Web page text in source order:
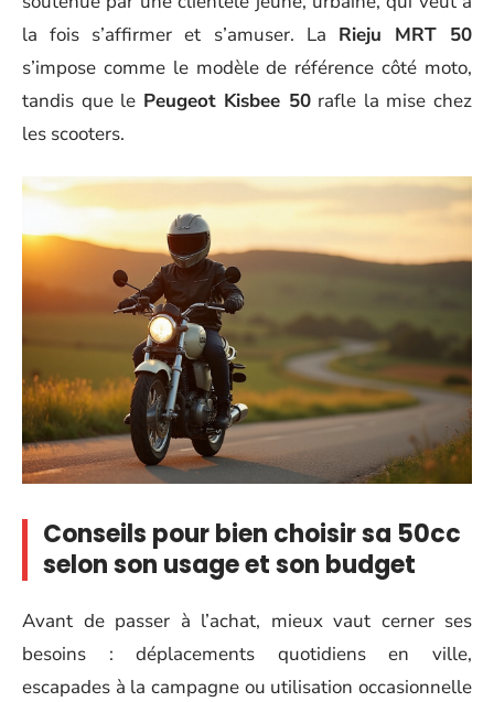
la fois s’affirmer et s’amuser. La Rieju MRT 50
s’impose comme le modèle de référence côté moto,
tandis que le Peugeot Kisbee 50rafle la mise chez
les scooters.
Conseils pour bien choisir sa 50cc
selon son usage et son budget
Avant de passer à l’achat, mieux vaut cerner ses
besoins : déplacements quotidiens en ville,
escapades à la campagne ou utilisation occasionnelle